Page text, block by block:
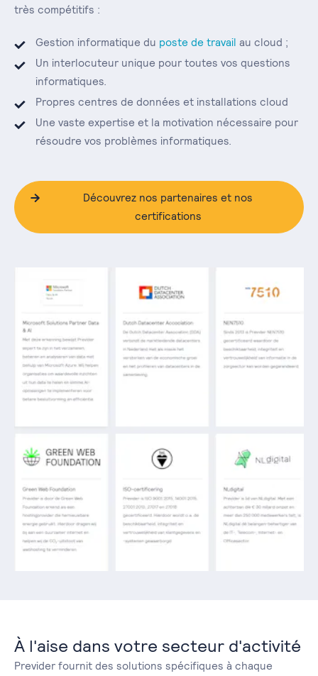
très compétitifs :
Gestion informatique du poste de travail au cloud ;
Un interlocuteur unique pour toutes vos questions
informatiques.
Propres centres de données et installations cloud
Une vaste expertise et la motivation nécessaire pour
résoudre vos problèmes informatiques.
Découvrez nos partenaires et nos
certifications
À l'aise dans votre secteur d'activité
Previder fournit des solutions spécifiques à chaque